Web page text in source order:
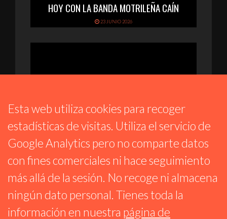
HOY CON LA BANDA MOTRILEÑA CAÍN
23 JUNIO 2026
ESTRELLAS DE METAL
PROG 272 – NOVEDADES CON BORDERLINE
Y HELLMETH A RITMO DE METALCORE,
ROCK, PUNK. TAL DÍA COMO HOY CON
MEGADETH.
Esta web utiliza cookies para recoger
estadísticas de visitas. Utiliza el servicio de
Google Analytics pero no comparte datos
con fines comerciales ni hace seguimiento
más allá de la sesión. No recoge ni almacena
ningún dato personal. Tienes toda la
información en nuestra página de